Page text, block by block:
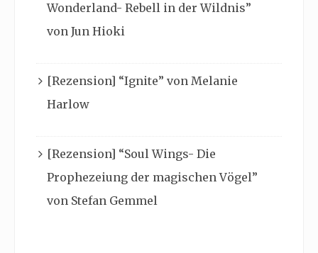
Wonderland- Rebell in der Wildnis”
von Jun Hioki
[Rezension] “Ignite” von Melanie
Harlow
[Rezension] “Soul Wings- Die
Prophezeiung der magischen Vögel”
von Stefan Gemmel